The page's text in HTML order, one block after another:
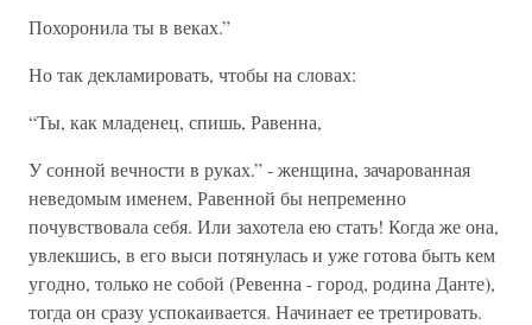
Похоронила ты в веках.”
Но так декламировать, чтобы на словах:
“Ты, как младенец, спишь, Равенна,
У сонной вечности в руках.” - женщина, зачарованная
неведомым именем, Равенной бы непременно
почувствовала себя. Или захотела ею стать! Когда же она,
увлекшись, в его выси потянулась и уже готова быть кем
угодно, только не собой (Ревенна - город, родина Данте),
тогда он сразу успокаивается. Начинает ее третировать.